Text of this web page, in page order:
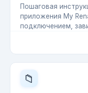
Пошаговая
приложения My
подключением,
📁